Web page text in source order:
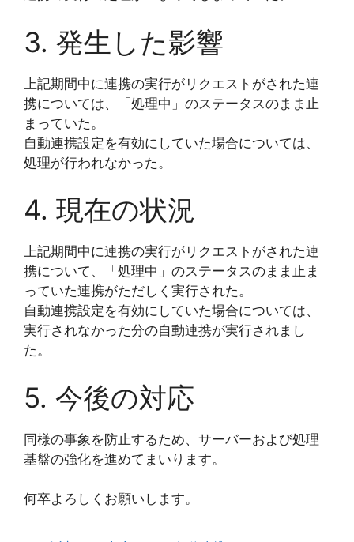
3. 発生した影響
上記期間中に連携の実行がリクエストがされた連
携については、「処理中」のステータスのまま止
まっていた。
自動連携設定を有効にしていた場合については、
処理が行われなかった。
4. 現在の状況
上記期間中に連携の実行がリクエストがされた連
携について、「処理中」のステータスのまま止ま
っていた連携がただしく実行された。
自動連携設定を有効にしていた場合については、
実行されなかった分の自動連携が実行されまし
た。
5. 今後の対応
同様の事象を防止するため、サーバーおよび処理
基盤の強化を進めてまいります。
何卒よろしくお願いします。